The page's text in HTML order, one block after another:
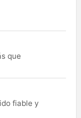
que
fiable y